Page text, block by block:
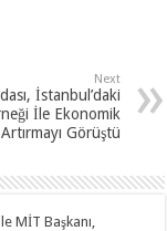
Next
İstanbul’daki
İle Ekonomik
Görüştü
MİT Başkanı,